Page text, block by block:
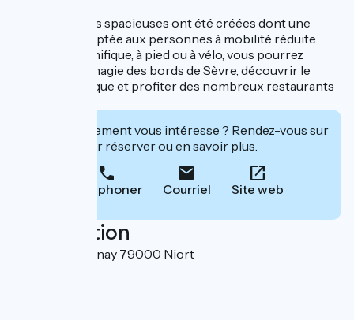
Cinq chambres spacieuses ont été créées dont une
familiale et adaptée aux personnes à mobilité réduite.
Un cadre magnifique, à pied ou à vélo, vous pourrez
profiter de la magie des bords de Sèvre, découvrir le
centre historique et profiter des nombreux restaurants
Cet établissement vous intéresse ? Rendez-vous sur
leur site pour réserver ou en savoir plus.
Téléphoner Courriel Site web
Localisation
9 rue de Fontenay 79000 Niort